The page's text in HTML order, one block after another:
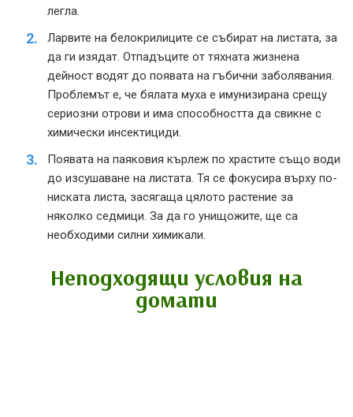
легла.
Ларвите на белокрилиците се събират на листата, за
да ги изядат. Отпадъците от тяхната жизнена
дейност водят до появата на гъбични заболявания.
Проблемът е, че бялата муха е имунизирана срещу
сериозни отрови и има способността да свикне с
химически инсектициди.
Появата на паяковия кърлеж по храстите също води
до изсушаване на листата. Тя се фокусира върху по-
ниската листа, засягаща цялото растение за
няколко седмици. За да го унищожите, ще са
необходими силни химикали.
Неподходящи условия на
домати